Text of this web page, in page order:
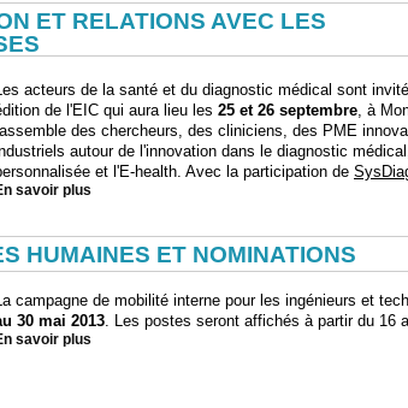
ET RELATIONS AVEC LES
acteurs de la santé et du diagnostic médical sont
de l'EIC qui aura lieu les 25 et 26 septembre, à
des chercheurs, des cliniciens, des PME
autour de l'innovation dans le diagnostic
et l'E-health. Avec la participation de
savoir plus
HUMAINES ET NOMINATIONS
campagne de mobilité interne pour les ingénieurs et
30 mai 2013. Les postes seront affichés à partir du 16
savoir plus